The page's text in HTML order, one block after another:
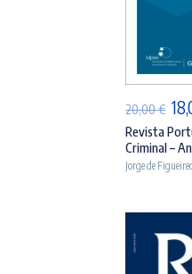
20,00€ O
Revista
Criminal –
Jorge de